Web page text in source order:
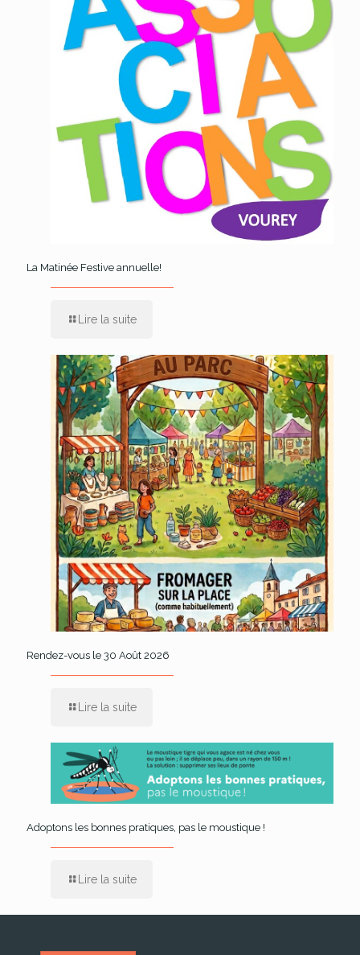
La Matinée Festive annuelle!
Lire la suite
Rendez-vous le 30 Août 2026
Lire la suite
Adoptons les bonnes pratiques, pas le moustique !
Lire la suite